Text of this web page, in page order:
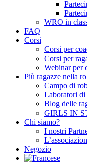
WRO in
FAQ
Corsi
Corsi per
Corsi per
Webinar per
Più ragazze nella
Campo di
Laboratori di
Blog delle
GIRLS IN
Chi siamo?
I nostri
Negozio